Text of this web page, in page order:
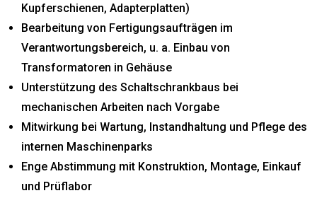
Kupferschienen, Adapterplatten)
Bearbeitung von Fertigungsaufträgen im
Verantwortungsbereich, u. a. Einbau von
Transformatoren in Gehäuse
Unterstützung des Schaltschrankbaus bei
mechanischen Arbeiten nach Vorgabe
Mitwirkung bei Wartung, Instandhaltung und Pflege des
internen Maschinenparks
Enge Abstimmung mit Konstruktion, Montage, Einkauf
und Prüflabor